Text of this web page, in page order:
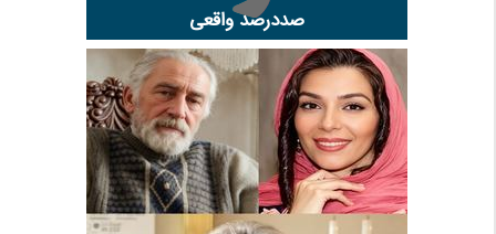
صددرصد واقعی